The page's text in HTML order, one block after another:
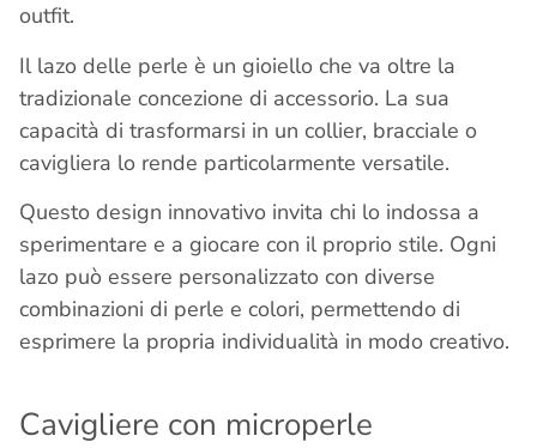
outfit.
Il lazo delle perle è un gioiello che va oltre la
tradizionale concezione di accessorio. La sua
capacità di trasformarsi in un collier, bracciale o
cavigliera lo rende particolarmente versatile.
Questo design innovativo invita chi lo indossa a
sperimentare e a giocare con il proprio stile. Ogni
lazo può essere personalizzato con diverse
combinazioni di perle e colori, permettendo di
esprimere la propria individualità in modo creativo.
Cavigliere con microperle